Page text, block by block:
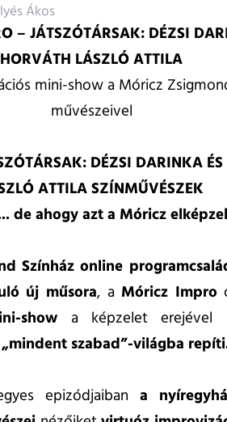
Ákos
– JÁTSZÓTÁRSAK: DÉZSI
HORVÁTH LÁSZLÓ ATTILA
mini-show a Móricz
művészeivel
DÉZSI DARINKA
ATTILA SZÍNMŰVÉSZEK
de ahogy azt a Móricz
Színház online
új műsora, a Móricz Impro
show a képzelet
szabad”-világba
epizódjaiban a